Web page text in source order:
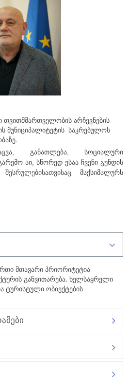
არჩევნების
მუნიციპალიტეტის საკრებულოს
განათლება, სოციალური
აი, სწორედ ესაა ჩვენი გუნდის
მაქსიმალურს
მთავარი პრიორიტეტია
განვითარება. ხელსაყრელი
ტურისტული ობიექტების